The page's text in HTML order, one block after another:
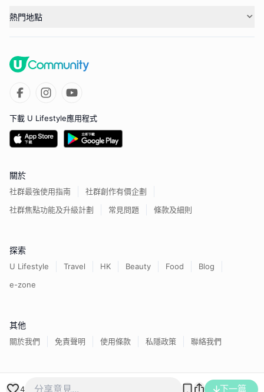
4 下一篇
熱門地點
下載 U Lifestyle應用程式
關於
社群最強使用指南
社群創作有價企劃
社群焦點功能及升級計劃
常見問題 條款及細則
探索
U Lifestyle Travel HK Beauty Food
Blog
e-zone
其他
關於我們 免責聲明 使用條款 私隱政策 聯絡我們
香港經濟日報版權所有©